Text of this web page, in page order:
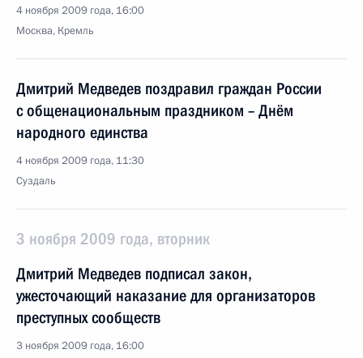
4 ноября 2009 года, 16:00
Москва, Кремль
Дмитрий Медведев поздравил граждан России
с общенациональным праздником – Днём
народного единства
4 ноября 2009 года, 11:30
Суздаль
3 ноября 2009 года, вторник
Дмитрий Медведев подписал закон,
ужесточающий наказание для организаторов
преступных сообществ
3 ноября 2009 года, 16:00